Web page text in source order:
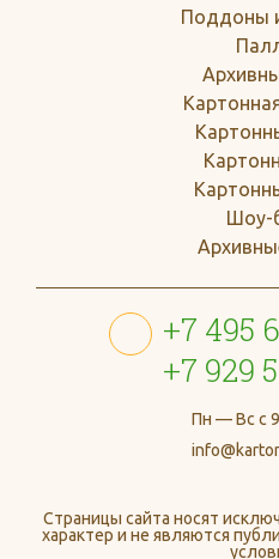
Поддоны
Шоу-
+7 495
+7 929
Пн — Вс с 9
Страницы сайта носят
характер и не являются